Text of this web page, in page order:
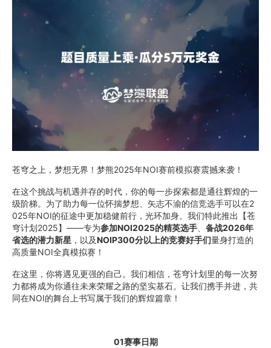
苍穹之上，梦想无界！梦熊2025年NOI赛前模拟赛震撼来袭！
在这个挑战与机遇并存的时代，你的每一步探索都是通往辉煌的一
级阶梯。为了助力每一位怀揣梦想、矢志不渝的信竞选手可以在2
025年NOI的征途中更加稳健前行，光环加身。我们特此推出【苍
穹计划2025】——专为参加NOI2025的精英选手
备战2026年
省选的潜力新星 ，以及NOIP300分以上的竞赛好手们量身打造的
高质量NOI全真模拟赛！
在这里，你将遇见更强的自己。我们相信，苍穹计划里的每一次努
力都将成为你通往未来荣耀之路的坚实基石。让我们携手并进，共
同在NOI的舞台上书写属于我们的辉煌篇章！
01赛事日期